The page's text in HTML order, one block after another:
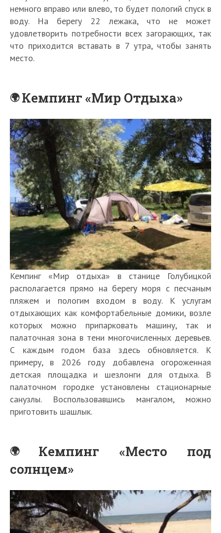
немного вправо или влево, то будет пологий спуск в
воду. На берегу 22 лежака, что не может
удовлетворить потребности всех загорающих, так
что приходится вставать в 7 утра, чтобы занять
место.
Кемпинг «Мир Отдыха»
Кемпинг «Мир отдыха» в станице Голубицкой
располагается прямо на берегу моря с песчаным
пляжем и пологим входом в воду. К услугам
отдыхающих как комфортабельные домики, возле
которых можно припарковать машину, так и
палаточная зона в тени многочисленных деревьев.
С каждым годом база здесь обновляется. К
примеру, в 2026 году добавлена огороженная
детская площадка и шезлонги для отдыха. В
палаточном городке установлены стационарные
санузлы. Воспользовавшись мангалом, можно
приготовить шашлык.
Кемпинг «Место под
солнцем»